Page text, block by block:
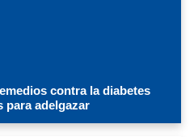
contra la diabetes
para adelgazar